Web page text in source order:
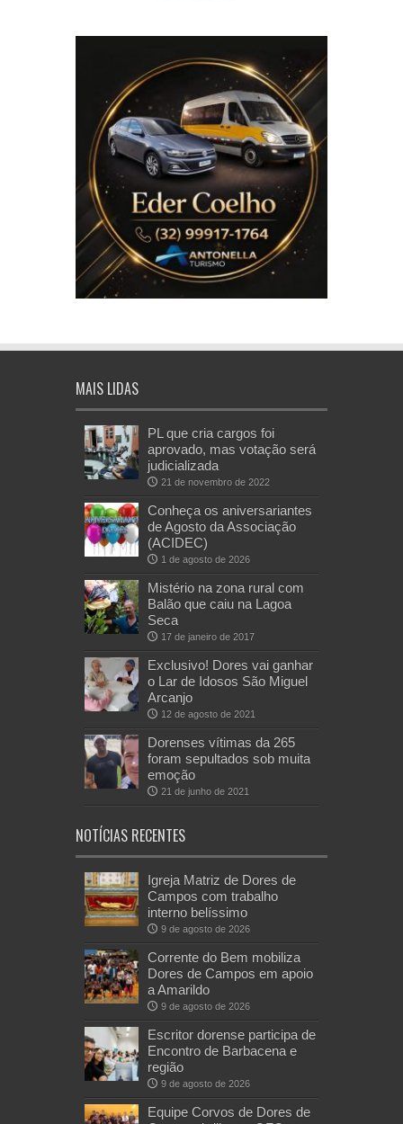
MAIS LIDAS
PL que cria cargos foi
aprovado, mas votação será
judicializada
21 de novembro de 2022
Conheça os aniversariantes
de Agosto da Associação
(ACIDEC)
1 de agosto de 2026
Mistério na zona rural com
Balão que caiu na Lagoa
Seca
17 de janeiro de 2017
Exclusivo! Dores vai ganhar
o Lar de Idosos São Miguel
Arcanjo
12 de agosto de 2021
Dorenses vítimas da 265
foram sepultados sob muita
emoção
21 de junho de 2021
NOTÍCIAS RECENTES
Igreja Matriz de Dores de
Campos com trabalho
interno belíssimo
9 de agosto de 2026
Corrente do Bem mobiliza
Dores de Campos em apoio
a Amarildo
9 de agosto de 2026
Escritor dorense participa de
Encontro de Barbacena e
região
9 de agosto de 2026
Equipe Corvos de Dores de